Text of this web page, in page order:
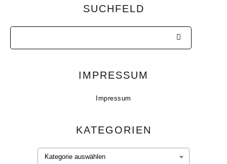
SUCHFELD
IMPRESSUM
Impressum
KATEGORIEN
Kategorien